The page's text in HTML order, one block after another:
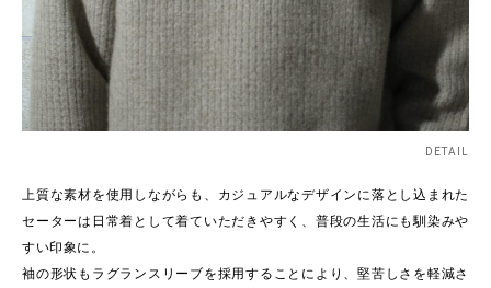
DETAIL
上質な素材を使用しながらも、カジュアルなデザインに落とし込まれた
セーターは日常着として着ていただきやすく、普段の生活にも馴染みや
すい印象に。
袖の形状もラグランスリーブを採用することにより、堅苦しさを軽減さ